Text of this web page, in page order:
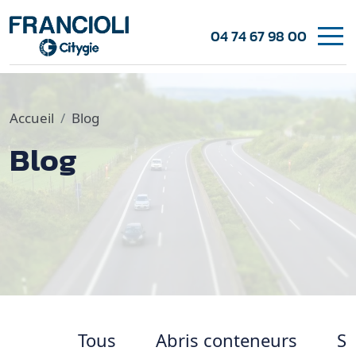
04 74 67 98 00
Accueil Blog
Blog
Tous Abris conteneurs